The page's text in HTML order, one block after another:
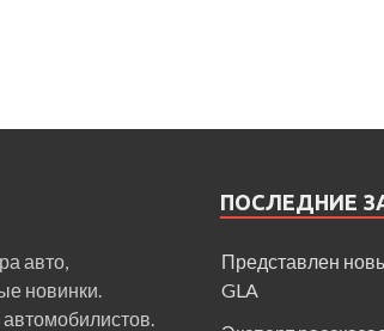
авто,
новинки.
ПОСЛЕДНИЕ
Представлен
GLA